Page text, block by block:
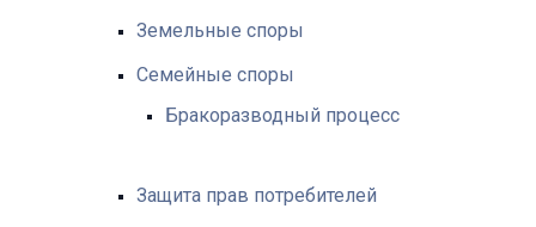
Земельные споры
Семейные споры
Бракоразводный процесс
Защита прав потребителей